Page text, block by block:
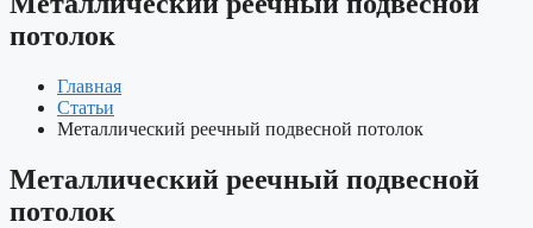
потолок
Главная
Статьи
Металлический реечный подвесной потолок
Металлический реечный подвесной
потолок